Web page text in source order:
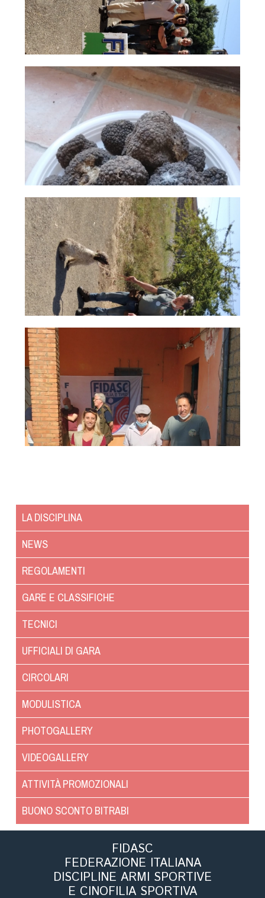
LA DISCIPLINA
NEWS
REGOLAMENTI
GARE E CLASSIFICHE
TECNICI
UFFICIALI DI GARA
CIRCOLARI
MODULISTICA
PHOTOGALLERY
VIDEOGALLERY
ATTIVITÀ PROMOZIONALI
BUONO SCONTO BITRABI
FIDASC
FEDERAZIONE ITALIANA
DISCIPLINE ARMI SPORTIVE
E CINOFILIA SPORTIVA
Cinofilia Sportiva
Agility
DiscDog
Dog Balance
Dog Trail
Dog Triathlon
Hoopers
Mantrailing
Nosework
Obedience
Rally Obedience
Retriever Sport
Ricerca Tartufo
Sheepdog
Sport acquatici
Treibball
Ipo Delta
Protezione civile Sportiva
Cinofilia Venatoria
Sleddog